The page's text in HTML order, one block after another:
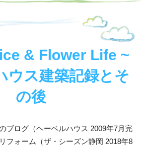
& Flower Life ~
ウス建築記録とそ
の後
ブログ（ヘーベルハウス 2009年7月完
フォーム（ザ・シーズン静岡 2018年8